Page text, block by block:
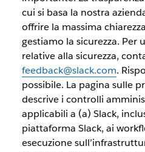
cui si basa la nostra
offrire la massima
gestiamo la sicurezza. Per
relative alla sicurezza,
feedback@slack.com.
possibile. La pagina sulle
descrive i controlli
applicabili a (a) Slack,
piattaforma Slack, ai
esecuzione